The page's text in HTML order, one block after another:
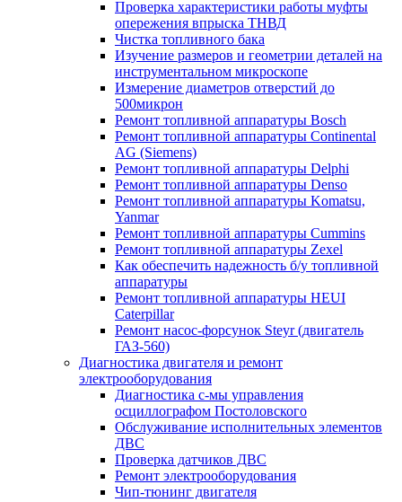
Проверка характеристики работы муфты
опережения впрыска ТНВД
Чистка топливного бака
Изучение размеров и геометрии деталей на
инструментальном микроскопе
Измерение диаметров отверстий до
500микрон
Ремонт топливной аппаратуры Bosch
Ремонт топливной аппаратуры Continental
AG (Siemens)
Ремонт топливной аппаратуры Delphi
Ремонт топливной аппаратуры Denso
Ремонт топливной аппаратуры Komatsu,
Yanmar
Ремонт топливной аппаратуры Cummins
Ремонт топливной аппаратуры Zexel
Как обеспечить надежность б/у топливной
аппаратуры
Ремонт топливной аппаратуры HEUI
Caterpillar
Ремонт насос-форсунок Steyr (двигатель
ГАЗ-560)
Диагностика двигателя и ремонт
электрооборудования
Диагностика с-мы управления
осциллографом Постоловского
Обслуживание исполнительных элементов
ДВС
Проверка датчиков ДВС
Ремонт электрооборудования
Чип-тюнинг двигателя